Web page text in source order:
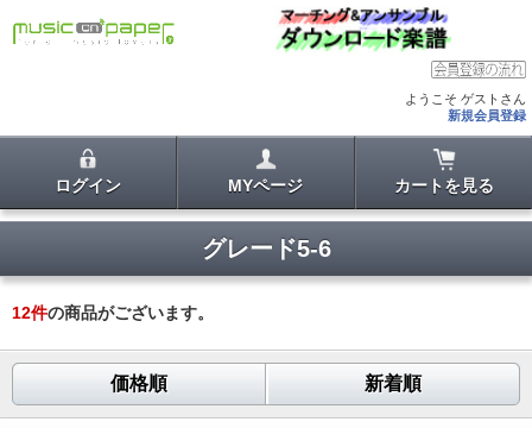
ようこそ ゲストさん
新規会員登録
ログイン MYページ カートを見る
グレード5-6
12件の商品がございます。
価格順 新着順